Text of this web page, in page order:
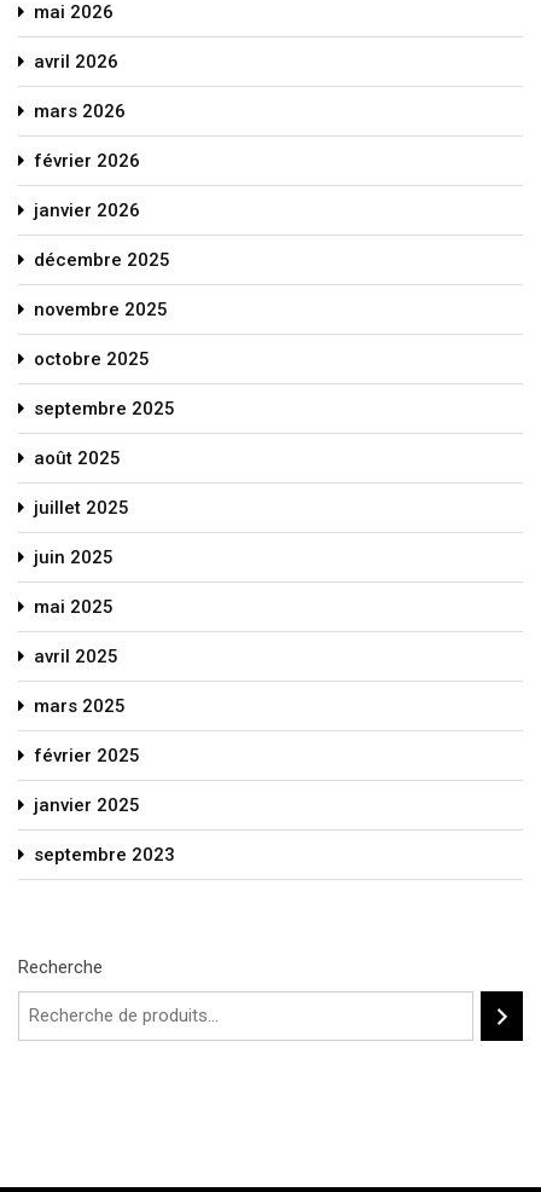
mai 2026
avril 2026
mars 2026
février 2026
janvier 2026
décembre 2025
novembre 2025
octobre 2025
septembre 2025
août 2025
juillet 2025
juin 2025
mai 2025
avril 2025
mars 2025
février 2025
janvier 2025
septembre 2023
Recherche